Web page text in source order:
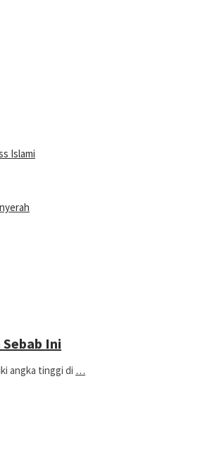
Islami
Ini
angka tinggi di …